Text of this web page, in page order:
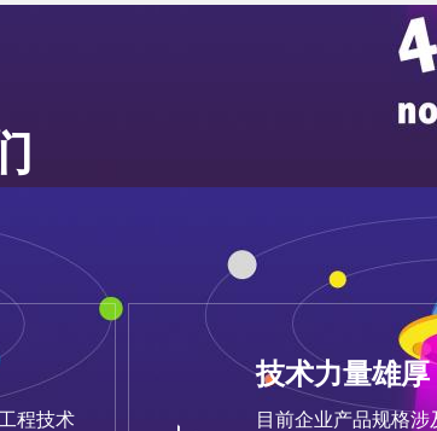
程技术
技术力量雄厚
目前企业产品规格涉